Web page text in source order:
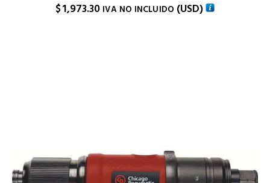
$1,973.30 IVA NO INCLUIDO (USD)